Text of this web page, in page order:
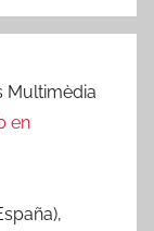
Multimèdia
en